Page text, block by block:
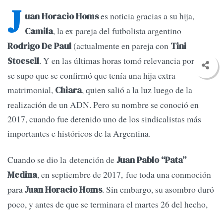
J uan Horacio Homses noticia gracias a su hija,
Camila, la ex pareja del futbolista argentino
Rodrigo De Paul(actualmente en pareja con Tini
Stoesell. Y en las últimas horas tomó relevancia porque
se supo que se confirmó que tenía una hija extra
matrimonial, Chiara, quien salió a la luz luego de la
realización de un ADN. Pero su nombre se conoció en
2017, cuando fue detenido uno de los sindicalistas más
importantes e históricos de la Argentina.
Cuando se dio la detención deJuan Pablo “Pata”
Medina, en septiembre de 2017, fue toda una conmoción
paraJuan Horacio Homs. Sin embargo, su asombro duró
poco, y antes de que se terminara el martes 26 del hecho,